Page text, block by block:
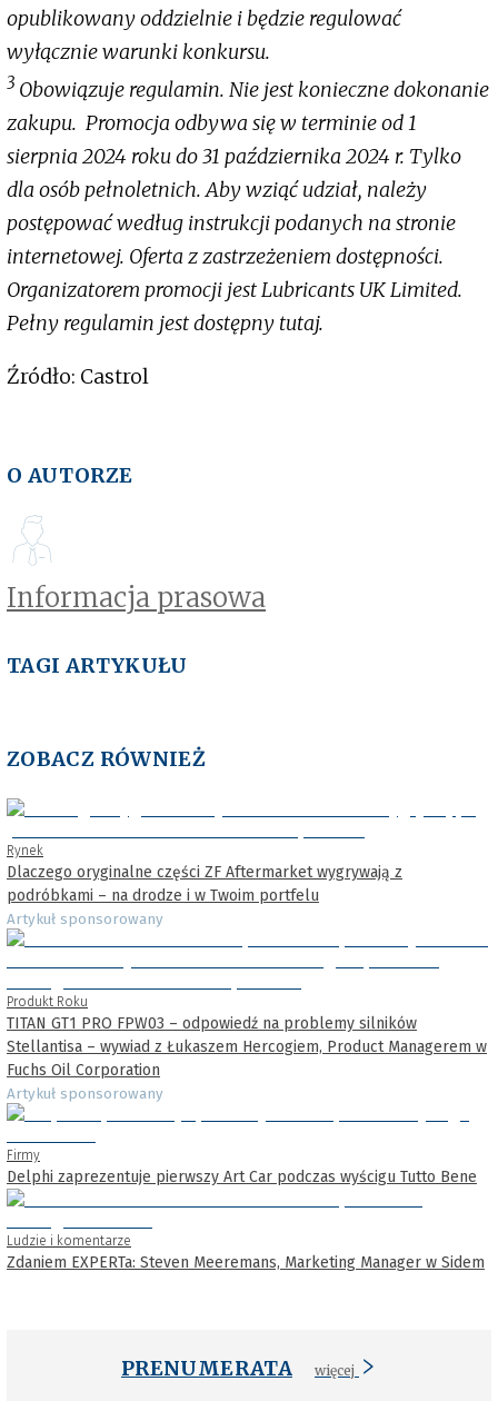
opublikowany oddzielnie i będzie regulować
wyłącznie warunki konkursu.
3 Obowiązuje regulamin. Nie jest konieczne dokonanie
zakupu. Promocja odbywa się w terminie od 1
sierpnia 2024 roku do 31 października 2024 r. Tylko
dla osób pełnoletnich. Aby wziąć udział, należy
postępować według instrukcji podanych na stronie
internetowej. Oferta z zastrzeżeniem dostępności.
Organizatorem promocji jest Lubricants UK Limited.
Pełny regulamin jest dostępny tutaj.
Źródło: Castrol
O AUTORZE
Informacja prasowa
TAGI ARTYKUŁU
ZOBACZ RÓWNIEŻ
Rynek
Dlaczego oryginalne części ZF Aftermarket wygrywają z
podróbkami – na drodze i w Twoim portfelu
Artykuł sponsorowany
Produkt Roku
TITAN GT1 PRO FPW03 – odpowiedź na problemy silników
Stellantisa – wywiad z Łukaszem Hercogiem, Product Managerem w
Fuchs Oil Corporation
Artykuł sponsorowany
Firmy
Delphi zaprezentuje pierwszy Art Car podczas wyścigu Tutto Bene
Ludzie i komentarze
Zdaniem EXPERTa: Steven Meeremans, Marketing Manager w Sidem
PRENUMERATA więcej